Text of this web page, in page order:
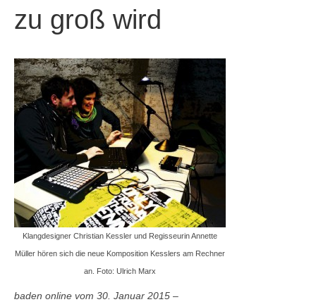
zu groß wird
Klangdesigner Christian Kessler und Regisseurin Annette
Müller hören sich die neue Komposition Kesslers am Rechner
an. Foto: Ulrich Marx
baden online vom 30. Januar 2015 –